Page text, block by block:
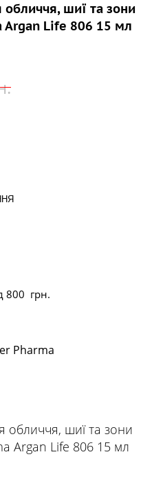
шиї та зони
Argan Life 806 15 мл
800 грн.
Pharma
обличчя, шиї та зони
Argan Life 806 15 мл